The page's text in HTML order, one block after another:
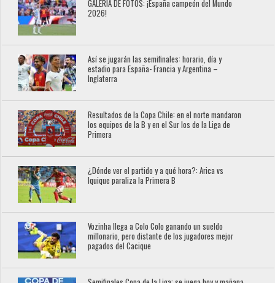
GALERÍA DE FOTOS: ¡España campeón del Mundo
2026!
Así se jugarán las semifinales: horario, día y
estadio para España- Francia y Argentina –
Inglaterra
Resultados de la Copa Chile: en el norte mandaron
los equipos de la B y en el Sur los de la Liga de
Primera
¿Dónde ver el partido y a qué hora?: Arica vs
Iquique paraliza la Primera B
Vozinha llega a Colo Colo ganando un sueldo
millonario, pero distante de los jugadores mejor
pagados del Cacique